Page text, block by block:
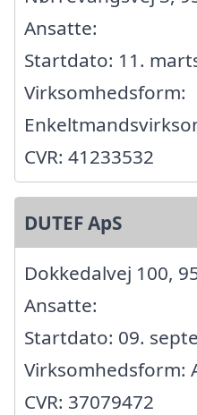
Ansatte:
Startdato: 11.
Virksomhedsform:
CVR: 41233532
DUTEF ApS
Dokkedalvej 100,
Ansatte:
Startdato: 09.
Virksomhedsform:
CVR: 37079472